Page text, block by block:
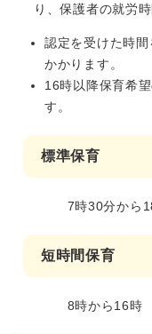
り、保護者の就労
認定を受けた時
かかります。
16時以降保育希
す。
標準保育
7時30分から
短時間保育
8時から16時